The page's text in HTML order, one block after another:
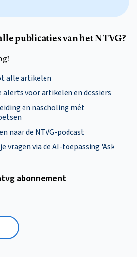
publicaties van het NTVG?
alle artikelen
alerts voor artikelen en dossiers
en nascholing mét
naar de NTVG-podcast
vragen via de AI-toepassing 'Ask
abonnement